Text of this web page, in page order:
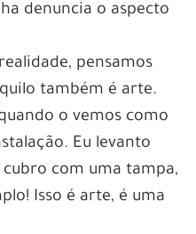
denuncia o aspecto
pensamos
também é arte.
o vemos como
Eu levanto
com uma tampa,
Isso é arte, é uma